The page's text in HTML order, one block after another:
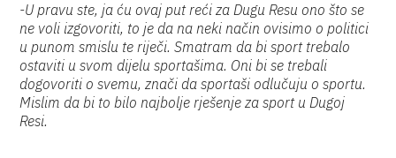
-U pravu ste, ja ću ovaj put reći za Dugu Resu ono što se
ne voli izgovoriti, to je da na neki način ovisimo o politici
u punom smislu te riječi. Smatram da bi sport trebalo
ostaviti u svom dijelu sportašima. Oni bi se trebali
dogovoriti o svemu, znači da sportaši odlučuju o sportu.
Mislim da bi to bilo najbolje rješenje za sport u Dugoj
Resi.